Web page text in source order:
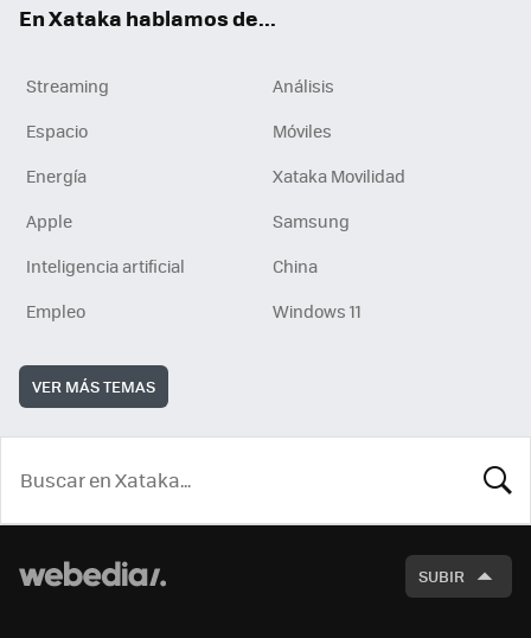
En Xataka hablamos de...
Streaming
Análisis
Espacio
Móviles
Energía
Xataka Movilidad
Apple
Samsung
Inteligencia artificial
China
Empleo
Windows 11
VER MÁS TEMAS
SUBIR